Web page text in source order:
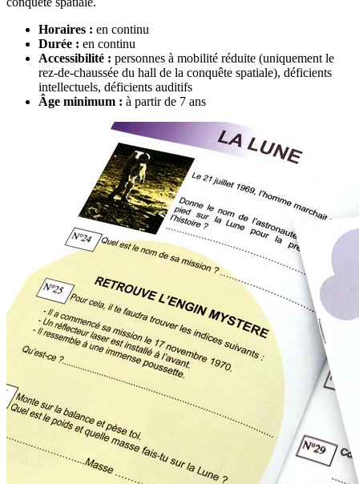
Horaires : en continu
Durée : en continu
Accessibilité : personnes à mobilité réduite (uniquement le
rez-de-chaussée du hall de la conquête spatiale), déficients
intellectuels, déficients auditifs
Âge minimum : à partir de 7 ans